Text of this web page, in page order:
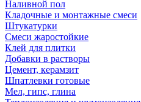
Наливной пол
Кладочные и монтажные смеси
Штукатурки
Смеси жаростойкие
Клей для плитки
Добавки в растворы
Цемент, керамзит
Шпатлевки готовые
Мел, гипс, глина